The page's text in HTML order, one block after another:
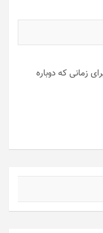
زمانی که دوباره